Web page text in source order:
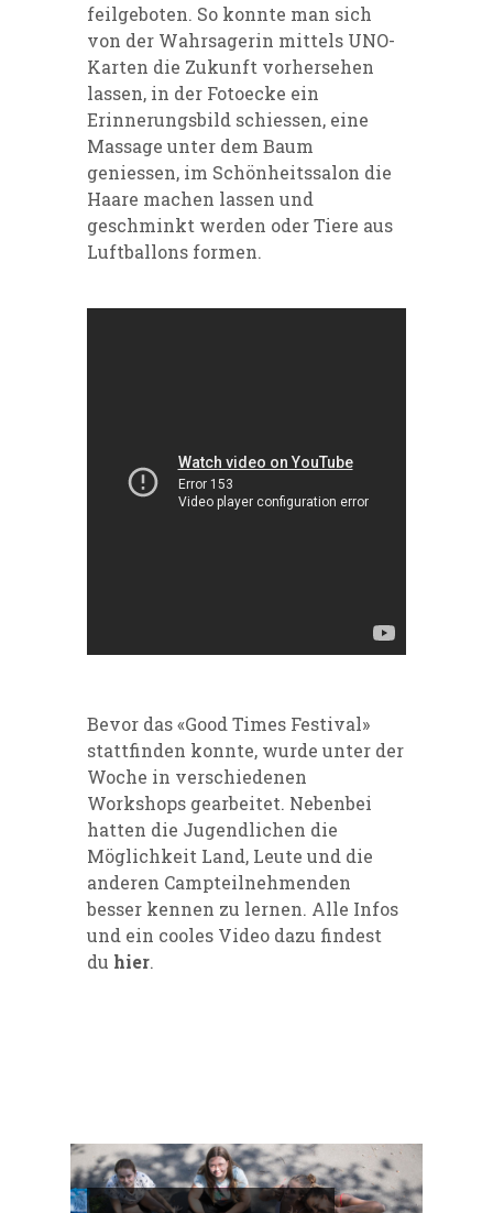
feilgeboten. So konnte man sich
von der Wahrsagerin mittels UNO-
Karten die Zukunft vorhersehen
lassen, in der Fotoecke ein
Erinnerungsbild schiessen, eine
Massage unter dem Baum
geniessen, im Schönheitssalon die
Haare machen lassen und
geschminkt werden oder Tiere aus
Luftballons formen.
Bevor das «Good Times Festival»
stattfinden konnte, wurde unter der
Woche in verschiedenen
Workshops gearbeitet. Nebenbei
hatten die Jugendlichen die
Möglichkeit Land, Leute und die
anderen Campteilnehmenden
besser kennen zu lernen. Alle Infos
und ein cooles Video dazu findest
du hier.